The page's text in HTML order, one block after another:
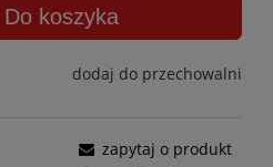
Do koszyka
dodaj do przechowalni
zapytaj o produkt